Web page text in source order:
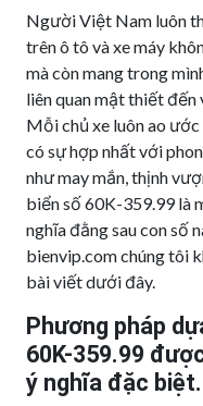
Người Việt Nam luôn
trên ô tô và xe máy
mà còn mang trong
liên quan mật thiết đến
Mỗi chủ xe luôn ao
có sự hợp nhất với
như may mắn, thịnh
biển số 60K-359.99 là
nghĩa đằng sau con số
bienvip.com chúng tôi
bài viết dưới đây.
Phương pháp
60K-359.99
ý nghĩa đặc biệt.